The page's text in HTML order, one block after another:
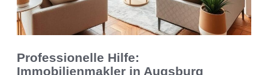
Professionelle Hilfe:
Immobilienmakler in Augsburg